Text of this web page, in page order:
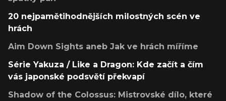
20 nejpamětihodnějších milostných scén ve
hrách
Aim Down Sights aneb Jak ve hrách míříme
Série Yakuza / Like a Dragon: Kde začít a čím
vás japonské podsvětí překvapí
Shadow of the Colossus: Mistrovské dílo, které